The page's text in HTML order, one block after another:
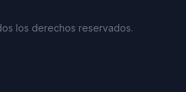
los derechos reservados.